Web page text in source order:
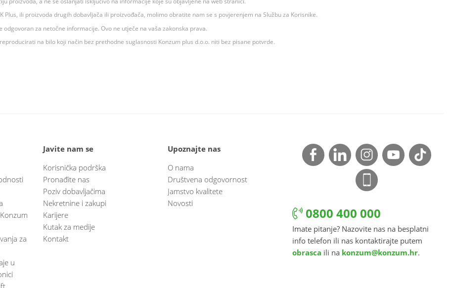
ili proizvoda drugih dobavljača ili proizvođača, molimo obratite nam se s povjerenjem na Službu za Korisnike.
za netočne informacije. Ovo ne utječe na vaša zakonska prava.
na bilo koji način bez prethodne suglasnosti Konzum plus d.o.o. niti bez pisane potvrde.
za
u
Javite nam se
Korisnička podrška
Pronađite nas
Poziv dobavljačima
Nekretnine i zakupi
Karijere
Kutak za medije
Kontakt
Upoznajte nas
O nama
Društvena odgovornost
Jamstvo kvalitete
Novosti
0800 400 000
Imate pitanje? Nazovite nas na besplatni
info telefon ili nas kontaktirajte putem
obrasca ili na konzum@konzum.hr.